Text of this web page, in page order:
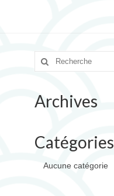
Rechercher
Archives
Catégories
Aucune catégorie